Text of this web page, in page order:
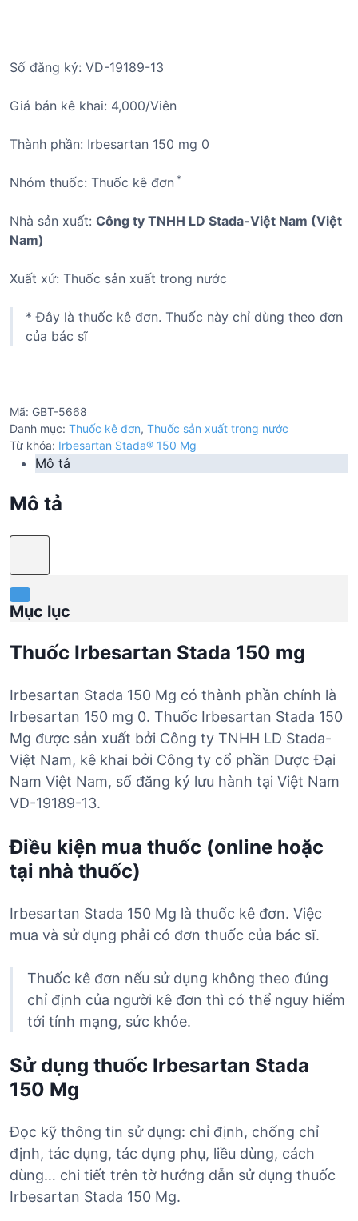
Số đăng ký: VD-19189-13
Giá bán kê khai: 4,000/Viên
Thành phần: Irbesartan 150 mg 0
Nhóm thuốc: Thuốc kê đơn *
Nhà sản xuất: Công ty TNHH LD Stada-Việt Nam (Việt
Nam)
Xuất xứ: Thuốc sản xuất trong nước
* Đây là thuốc kê đơn. Thuốc này chỉ dùng theo đơn
của bác sĩ
Mã: GBT-5668
Danh mục: Thuốc kê đơn, Thuốc sản xuất trong nước
Từ khóa: Irbesartan Stada® 150 Mg
Mô tả
Mô tả
Mục lục
Thuốc Irbesartan Stada 150 mg
Irbesartan Stada 150 Mg có thành phần chính là
Irbesartan 150 mg 0. Thuốc Irbesartan Stada 150
Mg được sản xuất bởi Công ty TNHH LD Stada-
Việt Nam, kê khai bởi Công ty cổ phần Dược Đại
Nam Việt Nam, số đăng ký lưu hành tại Việt Nam
VD-19189-13.
Điều kiện mua thuốc (online hoặc
tại nhà thuốc)
Irbesartan Stada 150 Mg là thuốc kê đơn. Việc
mua và sử dụng phải có đơn thuốc của bác sĩ.
Thuốc kê đơn nếu sử dụng không theo đúng
chỉ định của người kê đơn thì có thể nguy hiểm
tới tính mạng, sức khỏe.
Sử dụng thuốc Irbesartan Stada
150 Mg
Đọc kỹ thông tin sử dụng: chỉ định, chống chỉ
định, tác dụng, tác dụng phụ, liều dùng, cách
dùng… chi tiết trên tờ hướng dẫn sử dụng thuốc
Irbesartan Stada 150 Mg.